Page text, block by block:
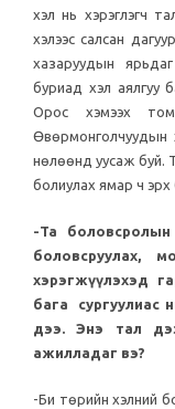
хэл нь хэрэглэгч
хэлээс салсан
хазаруудын
буриад хэл аялгуу
Орос хэмээх том
Өвөрмонголчуудын
нөлөөнд уусаж буй.
болиулах ямар ч эрх
-Та
боловсруулах,
хэрэгжүүлэхэд
бага сургуулиас
дээ. Энэ тал
ажилладаг вэ?
-Би төрийн хэлний